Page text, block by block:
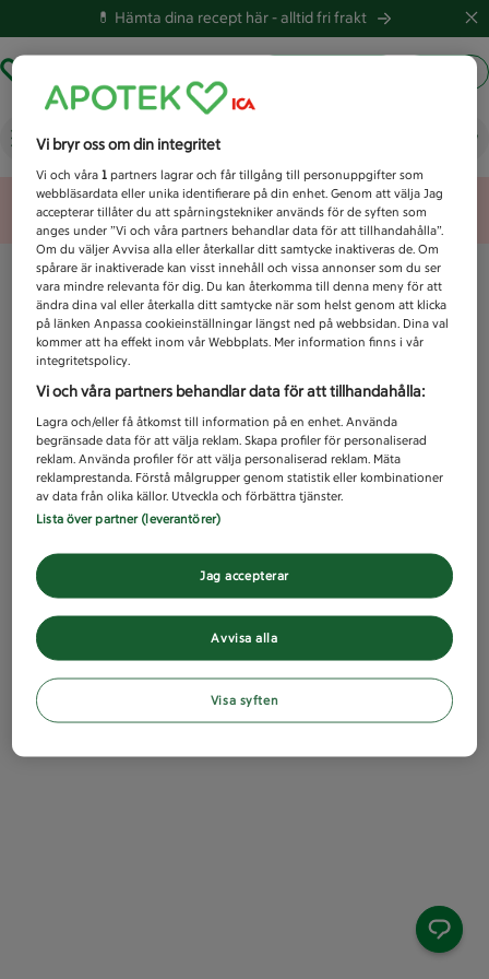
💊 Hämta dina recept här -alltid fri frakt
Vad letar du efter idag?
Unknown error
Vi bryr oss om din integritet
Vi och våra1 partners lagrar och får tillgång till personuppgifter som
webbläsardata eller unika identifierare på din enhet. Genom att välja Jag
accepterar tillåter du att spårningstekniker används för de syften som
anges under ”Vi och våra partners behandlar data för att tillhandahålla”.
Om du väljer Avvisa alla eller återkallar ditt samtycke inaktiveras de. Om
spårare är inaktiverade kan visst innehåll och vissa annonser som du ser
vara mindre relevanta för dig. Du kan återkomma till denna meny för att
ändra dina val eller återkalla ditt samtycke när som helst genom att klicka
på länken Anpassa cookieinställningar längst ned på webbsidan. Dina val
kommer att ha effekt inom vår Webbplats. Mer information finns i vår
integritetspolicy.
Vi och våra partners behandlar data för att tillhandahålla:
Lagra och/eller få åtkomst till information på en enhet. Använda
begränsade data för att välja reklam. Skapa profiler för personaliserad
reklam. Använda profiler för att välja personaliserad reklam. Mäta
reklamprestanda. Förstå målgrupper genom statistik eller kombinationer
av data från olika källor. Utveckla och förbättra tjänster.
Lista över partner (leverantörer)
Avvisa alla
Jag accepterar
Visa syften